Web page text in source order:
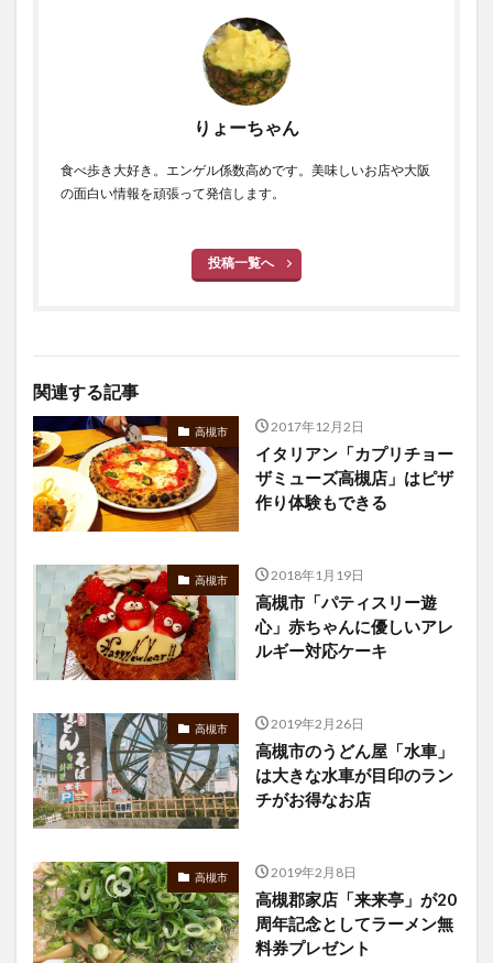
りょーちゃん
食べ歩き大好き。エンゲル係数高めです。美味しいお店や大阪
の面白い情報を頑張って発信します。
投稿一覧へ
関連する記事
高槻市 2017年12月2日
イタリアン「カプリチョー
ザミューズ高槻店」はピザ
作り体験もできる
高槻市 2018年1月19日
高槻市「パティスリー遊
心」赤ちゃんに優しいアレ
ルギー対応ケーキ
高槻市 2019年2月26日
高槻市のうどん屋「水車」
は大きな水車が目印のラン
チがお得なお店
高槻市 2019年2月8日
高槻郡家店「来来亭」が20
周年記念としてラーメン無
料券プレゼント